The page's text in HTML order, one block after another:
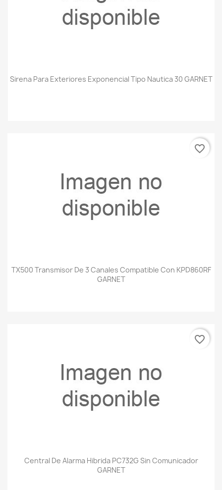
Sirena Para Exteriores Exponencial Tipo Nautica 30 GARNET
TX500 Transmisor De 3 Canales Compatible Con KPD860RF
GARNET
favorite_border
Central De Alarma Hibrida PC732G Sin Comunicador
GARNET
favorite_border